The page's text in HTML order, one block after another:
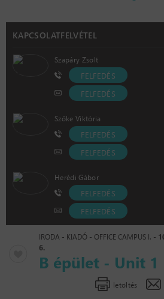
KAPCSOLATFELVÉTEL
Szapáry Zsolt
FELFEDÉS
FELFEDÉS
Szőke Viktória
FELFEDÉS
FELFEDÉS
Herédi Gábor
FELFEDÉS
FELFEDÉS
IRODA - KIADÓ - OFFICE CAMPUS I. -
6.
B épület - Unit 1
letöltés